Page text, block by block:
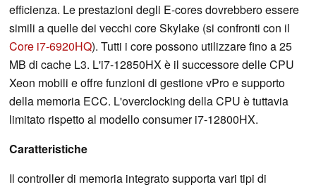
efficienza. Le prestazioni degli E-cores dovrebbero essere
simili a quelle dei vecchi core Skylake (si confronti con il
Core i7-6920HQ). Tutti i core possono utilizzare fino a 25
MB di cache L3. L'i7-12850HX è il successore delle CPU
Xeon mobili e offre funzioni di gestione vPro e supporto
della memoria ECC. L'overclocking della CPU è tuttavia
limitato rispetto al modello consumer i7-12800HX.
Caratteristiche
Il controller di memoria integrato supporta vari tipi di